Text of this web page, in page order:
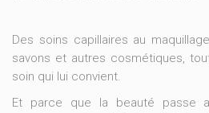
Des soins capillaires au
savons et autres cosmétiques,
soin qui lui convient.
Et parce que la beauté passe